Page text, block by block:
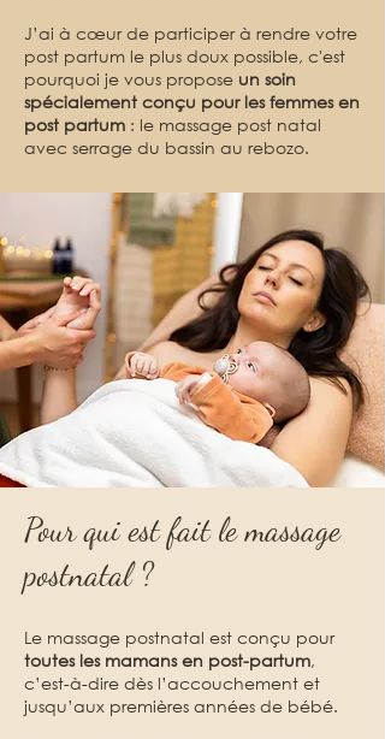
J’ai à cœur de participer à rendre votre
post partum le plus doux possible, c'est
pourquoi je vous propose un soin
spécialement conçu pour les femmes en
post partum : le massage post natal
avec serrage du bassin au rebozo.
Pour qui est fait le massage
postnatal ?
Le massage postnatal est conçu pour
toutes les mamans en post-partum,
c’est-à-dire dès l’accouchement et
jusqu’aux premières années de bébé.